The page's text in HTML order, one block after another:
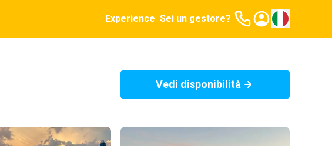
Experience Sei un gestore?
Vedi disponibilità